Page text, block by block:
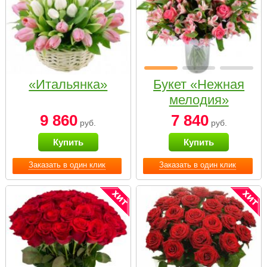
Заказать в один клик
«Итальянка»
9 860 руб.
Купить
Заказать в один клик
Букет «Нежная
мелодия»
7 840руб.
Купить